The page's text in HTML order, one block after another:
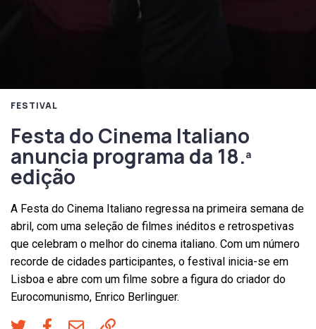
FESTIVAL
Festa do Cinema Italiano
anuncia programa da 18.ª
edição
A Festa do Cinema Italiano regressa na primeira semana de
abril, com uma seleção de filmes inéditos e retrospetivas
que celebram o melhor do cinema italiano. Com um número
recorde de cidades participantes, o festival inicia-se em
Lisboa e abre com um filme sobre a figura do criador do
Eurocomunismo, Enrico Berlinguer.